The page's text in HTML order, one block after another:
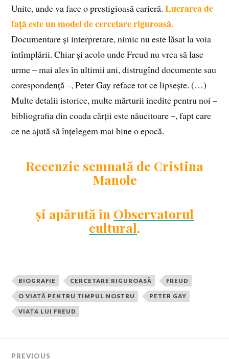
Unite, unde va face o prestigioasă carieră.Lucrarea de
față este un model de cercetare riguroasă.
Documentare și interpretare, nimic nu este lăsat la voia
întîmplării. Chiar și acolo unde Freud nu vrea să lase
urme – mai ales în ultimii ani, distrugînd documente sau
corespondență –, Peter Gay reface tot ce lipsește. (…)
Multe detalii istorice, multe mărturii inedite pentru noi –
bibliografia din coada cărții este năucitoare –, fapt care
ce ne ajută să înțelegem mai bine o epocă.
Recenzie semnată de Cristina
Manole
și apărută în Observatorul
cultural.
BIOGRAFIE CERCETARE RIGUROASĂ FREUD
O VIAȚĂ PENTRU TIMPUL NOSTRU PETER GAY
VIAȚA LUI FREUD
PREVIOUS